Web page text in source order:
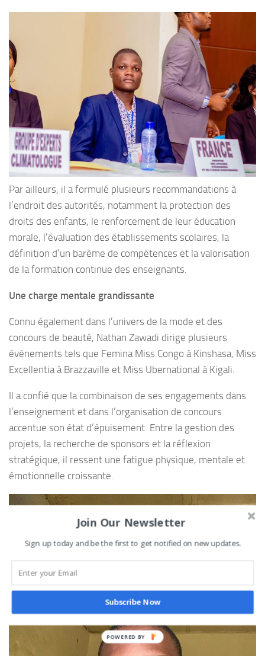
Par ailleurs, il a formulé plusieurs recommandations à
l’endroit des autorités, notamment la protection des
droits des enfants, le renforcement de leur éducation
morale, l’évaluation des établissements scolaires, la
définition d’un barème de compétences et la valorisation
de la formation continue des enseignants.
Une charge mentale grandissante
Connu également dans l’univers de la mode et des
concours de beauté, Nathan Zawadi dirige plusieurs
événements tels que Femina Miss Congo à Kinshasa, Miss
Excellentia à Brazzaville et Miss Ubernational à Kigali.
Il a confié que la combinaison de ses engagements dans
l’enseignement et dans l’organisation de concours
accentue son état d’épuisement. Entre la gestion des
projets, la recherche de sponsors et la réflexion
stratégique, il ressent une fatigue physique, mentale et
émotionnelle croissante.
Join Our Newsletter
Sign up today and be the first to get notified on new updates.
Subscribe Now